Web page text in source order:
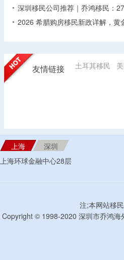
深圳移民公司推荐｜乔鸿移民：
2026 希腊购房移民新政详解，黄
友情链接 土耳其移民
上海
深圳
上海环球金融中心28层
注;本网站移
Copyright © 1998-2020 深圳市乔鸿海